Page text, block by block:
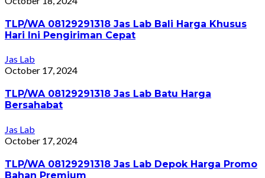
TLP/WA 08129291318 Jas Lab Bali Harga Khusus
Hari Ini Pengiriman Cepat
Jas Lab
October 17, 2024
TLP/WA 08129291318 Jas Lab Batu Harga
Bersahabat
Jas Lab
October 17, 2024
TLP/WA 08129291318 Jas Lab Depok Harga Promo
Bahan Premium